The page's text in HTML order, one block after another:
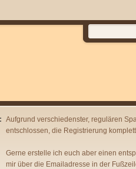
Aufgrund verschiedenster, regulären
entschlossen, die Registrierung
Gerne erstelle ich euch aber einen
mir über die Emailadresse in der